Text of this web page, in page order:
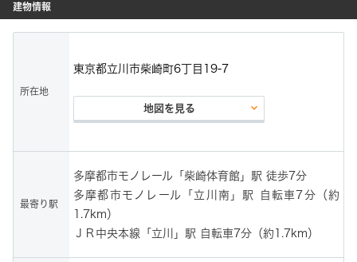
建物情報
所在地
東京都立川市柴崎町6丁目19-7
keyboard_arrow_down
地図を見る
最寄り駅
多摩都市モノレール「柴崎体育館」駅 徒歩7分
多摩都市モノレール「立川南」駅 自転車7分（約
1.7km）
ＪＲ中央本線「立川」駅 自転車7分（約1.7km）